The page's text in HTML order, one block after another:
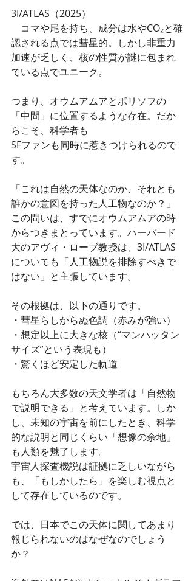
3I/ATLAS（2025）
コマや尾を持ち、成分は水やCO₂と確
認される点では彗星的。しかし非重力
加速が乏しく、核の性質が謎に包まれ
ている点でユニーク。
つまり、オウムアムアとボリソフの
「中間」に位置するような存在。だか
らこそ、科学者も
SFファンも同時に惹きつけられるので
す。
「これは自然の天体なのか、それとも
誰かの意図を持った人工物なのか？」
この問いは、すでにオウムアムアの時
からつきまとっています。ハーバード
大のアヴィ・ローブ教授は、3I/ATLAS
についても「人工物説を排除すべきで
はない」と主張しています。
その根拠は、以下の通りです。
・彗星らしからぬ色調（赤みが強い）
・想定以上に大きな核（“マンハッタン
サイズ”という表現も）
・驚くほど安定した軌道
もちろん大多数の天文学者は「自然物
で説明できる」と考えています。しか
し、未知の宇宙を前にしたとき、科学
的な説明と同じくらい「想像の余地」
も人類を魅了します。
宇宙人探査機説は証拠に乏しいながら
も、「もしかしたら」を楽しむ視点と
して存在しているのです。
では、日本でこの天体に関してあまり
報じられないのはなぜなのでしょう
か？